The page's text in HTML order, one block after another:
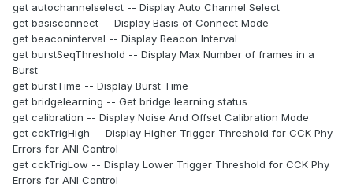
get autochannelselect -- Display Auto Channel Select
get basisconnect -- Display Basis of Connect Mode
get beaconinterval -- Display Beacon Interval
get burstSeqThreshold -- Display Max Number of frames in a
Burst
get burstTime -- Display Burst Time
get bridgelearning -- Get bridge learning status
get calibration -- Display Noise And Offset Calibration Mode
get cckTrigHigh -- Display Higher Trigger Threshold for CCK Phy
Errors for ANI Control
get cckTrigLow -- Display Lower Trigger Threshold for CCK Phy
Errors for ANI Control